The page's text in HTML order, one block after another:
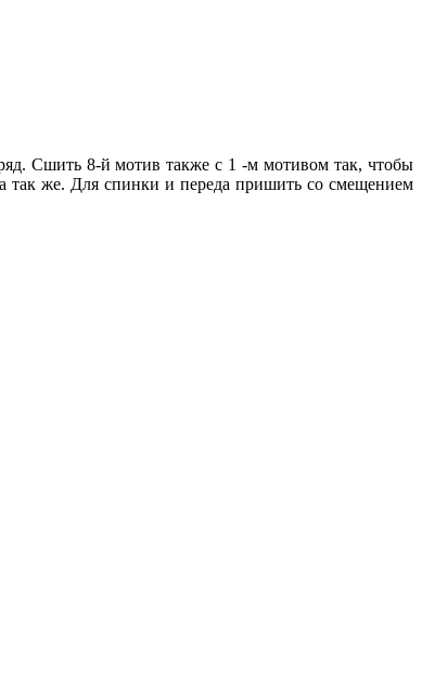
Сшить 8-й мотив также с 1 -м мотивом так, чтобы
же. Для спинки и переда пришить со смещением